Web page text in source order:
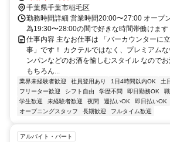
千葉県千葉市稲毛区
勤務時間詳細 営業時間20:00〜27:00 オープ
為19:30〜28:00の間で好きな時間帯働けます
仕事内容 主なお仕事は 「バーカウンターに
事」です！ カクテルではなく、プレミアム
ンパンなどのお酒を愉しむスタイル なのでお
もちろん...
業界未経験者歓迎 社員登用あり 1日4時間以内OK 土
フリーター歓迎
シフト自由 学歴不問 即日勤務OK
学生歓迎
未経験者歓迎 夜間 週払いOK 即日払いOK
オープニングスタッフ
長期歓迎 フルタイム歓迎
アルバイト・パート